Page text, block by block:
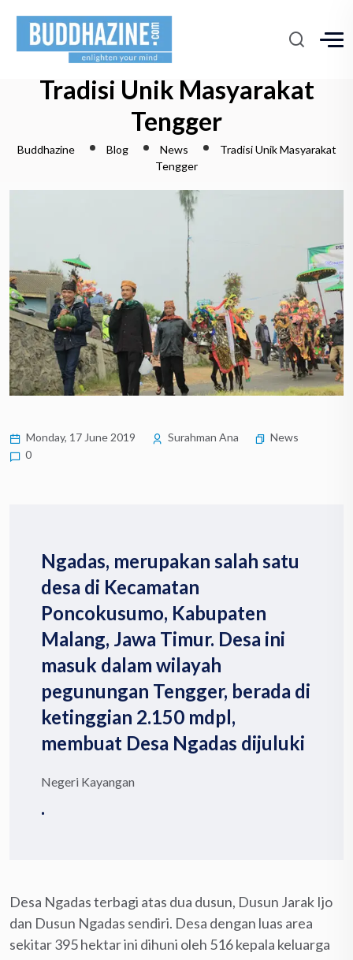
Tradisi Unik Masyarakat
Tengger
Buddhazine Blog News
Tradisi Unik Masyarakat
Tengger
Monday, 17 June 2019 Surahman Ana
News
0
Ngadas, merupakan salah satu
desa di Kecamatan
Poncokusumo, Kabupaten
Malang, Jawa Timur. Desa ini
masuk dalam wilayah
pegunungan Tengger, berada di
ketinggian 2.150 mdpl,
membuat Desa Ngadas dijuluki
Negeri Kayangan
.
Desa Ngadas terbagi atas dua dusun, Dusun Jarak Ijo
dan Dusun Ngadas sendiri. Desa dengan luas area
sekitar 395 hektar ini dihuni oleh 516 kepala keluarga